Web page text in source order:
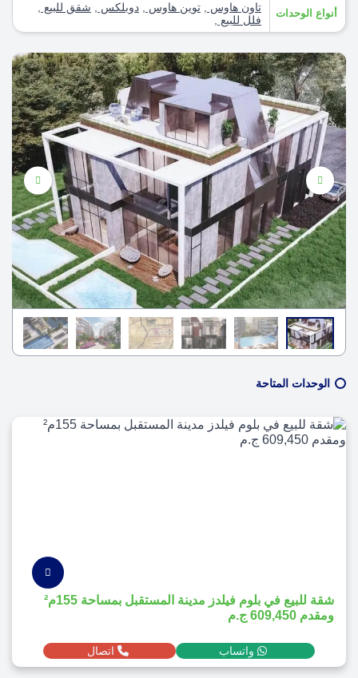
أنواع الوحدات تاون هاوس توين هاوس دوبلكس شقق للبيع
فلل للبيع
الوحدات المتاحة
شقة للبيع في بلوم فيلدز مدينة المستقبل بمساحة 155م²
ومقدم 609,450 ج.م
واتساب اتصال